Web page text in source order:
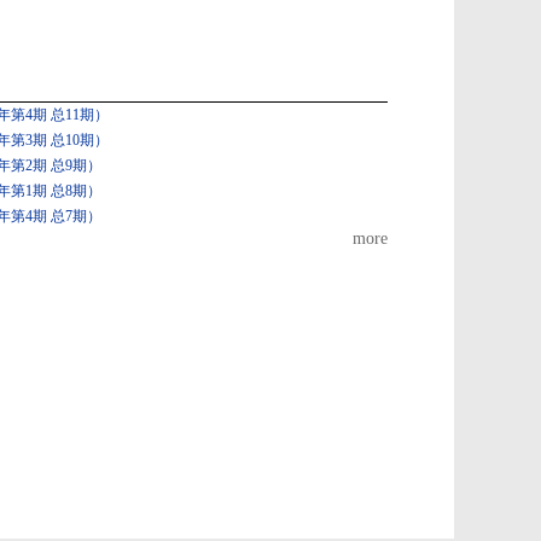
4期 总11期）
3期 总10期）
2期 总9期）
1期 总8期）
4期 总7期）
more